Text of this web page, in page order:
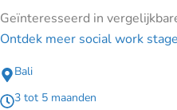
Geïnteresseerd in
Ontdek meer social work
Bali
3 tot 5 maanden